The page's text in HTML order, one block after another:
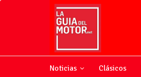
Noticias Clásicos